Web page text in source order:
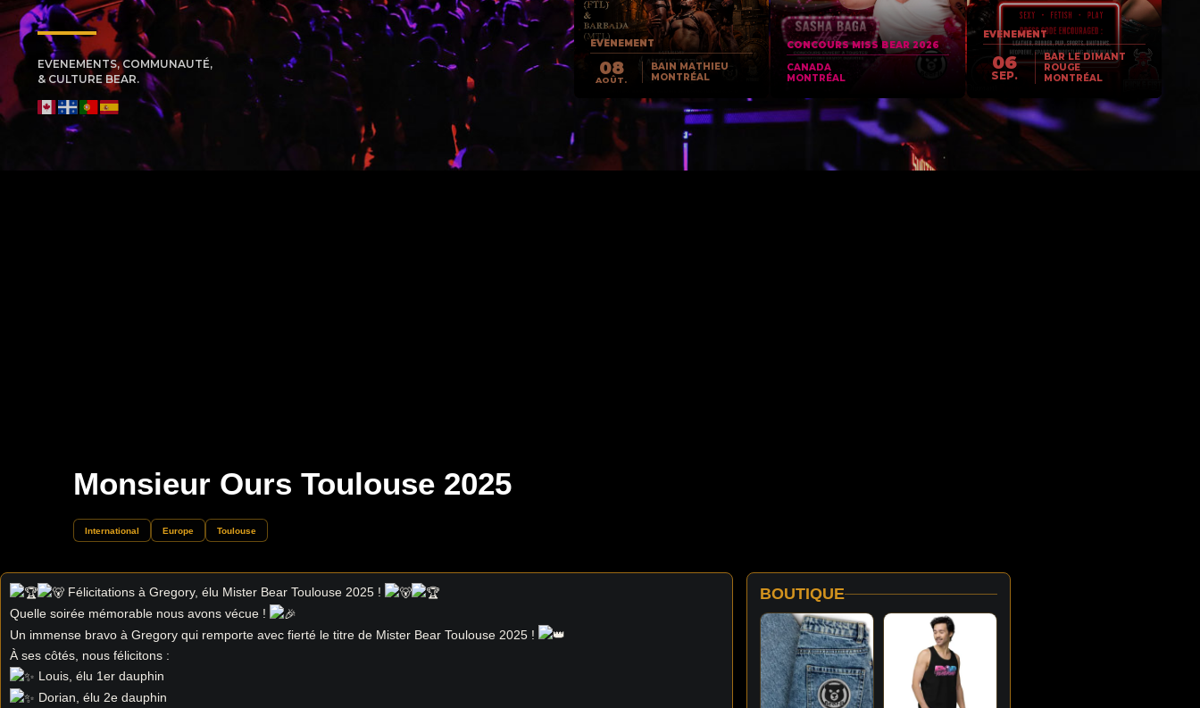
EVENEMENTS, COMMUNAUTÉ,
& CULTURE BEAR.
EVENEMENT
08
AOÛT.
BAIN MATHIEU
MONTRÉAL
CONCOURS MISS BEAR 2026
CANADA
MONTRÉAL
EVENEMENT
06
SEP.
BAR LE DIMANT
ROUGE
MONTRÉAL
Monsieur Ours Toulouse 2025
International Europe Toulouse
Félicitations à Gregory, élu Mister Bear Toulouse 2025 !
Quelle soirée mémorable nous avons vécue !
Un immense bravo à Gregory qui remporte avec fierté le titre de Mister Bear Toulouse 2025 !
À ses côtés, nous félicitons :
Louis, élu 1er dauphin
Dorian, élu 2e dauphin
BOUTIQUE